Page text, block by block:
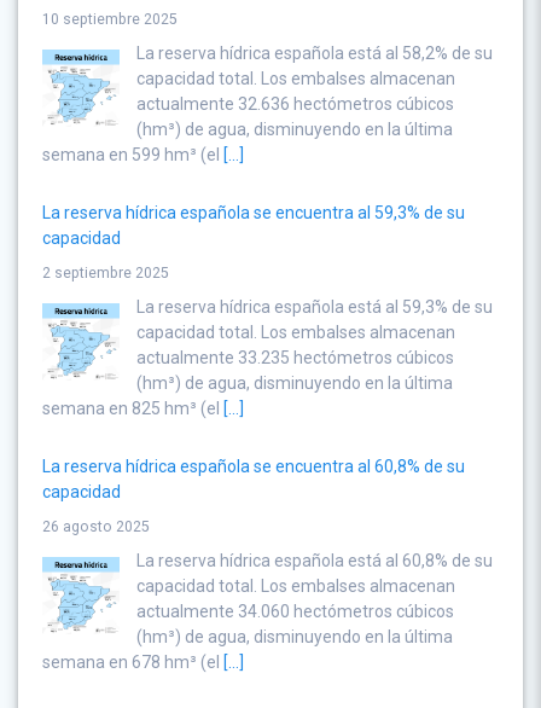
10 septiembre 2025
La reserva hídrica española está al 58,2% de su
capacidad total. Los embalses almacenan
actualmente 32.636 hectómetros cúbicos
(hm³) de agua, disminuyendo en la última
semana en 599 hm³ (el [...]
La reserva hídrica española se encuentra al 59,3% de su
capacidad
2 septiembre 2025
La reserva hídrica española está al 59,3% de su
capacidad total. Los embalses almacenan
actualmente 33.235 hectómetros cúbicos
(hm³) de agua, disminuyendo en la última
semana en 825 hm³ (el [...]
La reserva hídrica española se encuentra al 60,8% de su
capacidad
26 agosto 2025
La reserva hídrica española está al 60,8% de su
capacidad total. Los embalses almacenan
actualmente 34.060 hectómetros cúbicos
(hm³) de agua, disminuyendo en la última
semana en 678 hm³ (el [...]